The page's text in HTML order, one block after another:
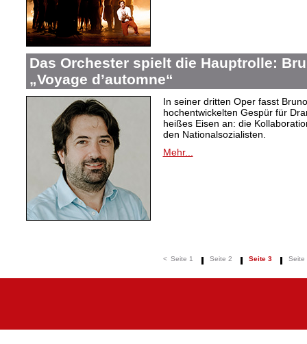
Das Orchester spielt die Hauptrolle:
„Voyage d’automne“
In seiner dritten Oper fasst
hochentwickelten Gespür für
heißes Eisen an: die
den Nationalsozialisten.
Mehr...
< Seite 1 Seite 2 Seite 3 Seite